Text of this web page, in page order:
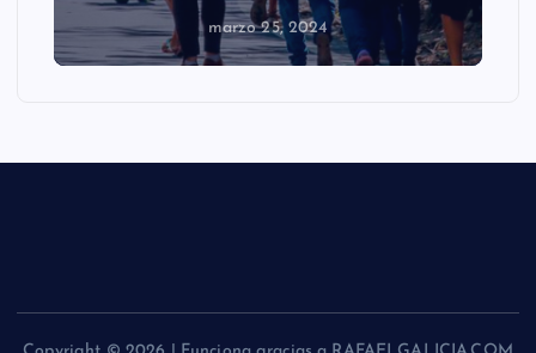
marzo 25, 2024